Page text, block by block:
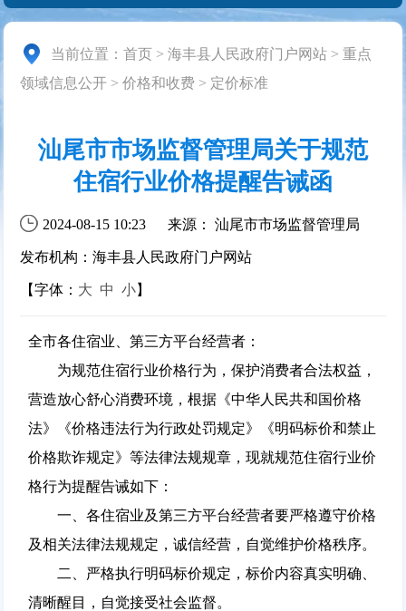
当前位置：首页 >海丰县人民政府门户网站 >重点
领域信息公开 >价格和收费 > 定价标准
汕尾市市场监督管理局关于规范
住宿行业价格提醒告诫函
2024-08-15 10:23 来源： 汕尾市市场监督管理局
发布机构：海丰县人民政府门户网站
【字体： 大 中 小】
全市各住宿业、第三方平台经营者：
为规范住宿行业价格行为，保护消费者合法权益，
营造放心舒心消费环境，根据《中华人民共和国价格
法》《价格违法行为行政处罚规定》《明码标价和禁止
价格欺诈规定》等法律法规规章，现就规范住宿行业价
格行为提醒告诫如下：
一、各住宿业及第三方平台经营者要严格遵守价格
及相关法律法规规定，诚信经营，自觉维护价格秩序。
二、严格执行明码标价规定，标价内容真实明确、
清晰醒目，自觉接受社会监督。